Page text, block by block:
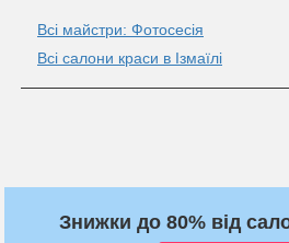
Всі майстри: Фотосесія
Всі салони краси в Ізмаїлі
Знижки до 80% від